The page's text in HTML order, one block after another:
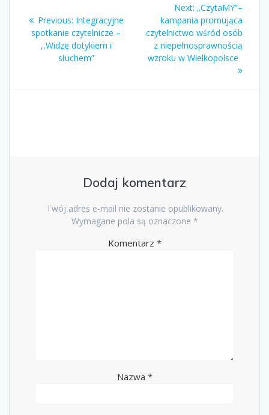
wpisu
Previous: Previous
post:
Integracyjne
spotkanie czytelnicze –
,,Widzę dotykiem i
słuchem”
Next: Next
post:
„CzytaMY”–
kampania promująca
czytelnictwo wśród osób
z niepełnosprawnością
wzroku w Wielkopolsce
Dodaj komentarz
Twój adres e-mail nie zostanie opublikowany.
Wymagane pola są oznaczone *
Komentarz *
Nazwa *